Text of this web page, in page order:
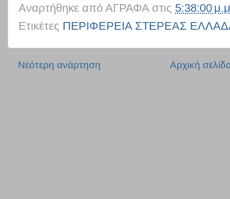
Αναρτήθηκε από ΑΓΡΑΦΑ στις 5:38:00
Ετικέτες ΠΕΡΙΦΕΡΕΙΑ ΣΤΕΡΕΑΣ
Νεότερη ανάρτηση Αρχική